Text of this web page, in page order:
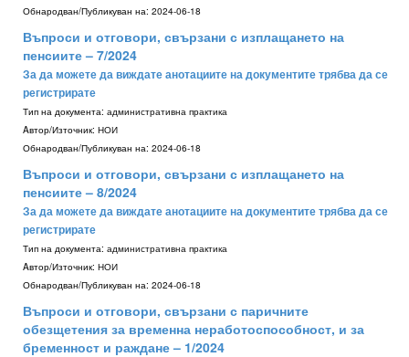
Обнародван/Публикуван на: 2024-06-18
Въпроси и отговори, свързани с изплащането на
пенсиите – 7/2024
За да можете да виждате анотациите на документите трябва да се
регистрирате
Тип на документа: административна практика
Aвтор/Източник: НОИ
Обнародван/Публикуван на: 2024-06-18
Въпроси и отговори, свързани с изплащането на
пенсиите – 8/2024
За да можете да виждате анотациите на документите трябва да се
регистрирате
Тип на документа: административна практика
Aвтор/Източник: НОИ
Обнародван/Публикуван на: 2024-06-18
Въпроси и отговори, свързани с паричните
обезщетения за временна неработоспособност, и за
бременност и раждане – 1/2024